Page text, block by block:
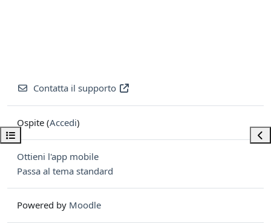
Apri indice del corso
Contatta il supporto
Ospite (Accedi)
Ottieni l'app mobile
Passa al tema standard
Powered by Moodle